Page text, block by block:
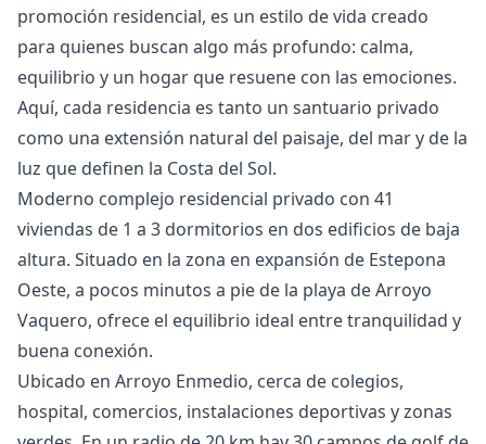
promoción residencial, es un estilo de vida creado
para quienes buscan algo más profundo: calma,
equilibrio y un hogar que resuene ‌con ‌las ‌emociones.
‌Aquí, ‌cada residencia es tanto un ‌santuario ‌privado
‌como una extensión ‌natural ‌del ‌paisaje, ‌del mar ‌y de la
‌luz ‌que ‌definen ‌la ‌Costa ‌del ‌Sol.
Moderno complejo residencial privado con 41
viviendas de 1 a 3 dormitorios en dos edificios de baja
altura. Situado en la zona en expansión de Estepona
Oeste, a pocos minutos a pie de la playa de Arroyo
Vaquero, ofrece el equilibrio ideal entre tranquilidad y
buena conexión.
Ubicado en Arroyo Enmedio, cerca de colegios,
hospital, comercios, instalaciones deportivas y zonas